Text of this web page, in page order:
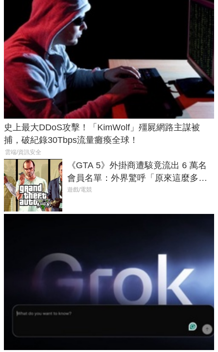
史上最大DDoS攻擊！「KimWolf」殭屍網路主謀被
捕，破紀錄30Tbps流量癱瘓全球！
雲端/資訊安全
《GTA 5》外掛商遭駭竟流出 6 萬名
會員名單：外界驚呼「原來這麼多人
在開掛！」
遊戲/電競